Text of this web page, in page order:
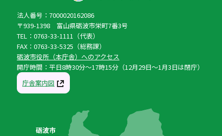
法人番号：7000020162086
〒939-1398 富山県砺波市栄町7番3号
TEL：0763-33-1111（代表）
FAX：0763-33-5325（総務課）
砺波市役所（本庁舎）へのアクセス
開庁時間：平日8時30分〜17時15分（12月29日〜1月3日は閉庁）
庁舎案内図